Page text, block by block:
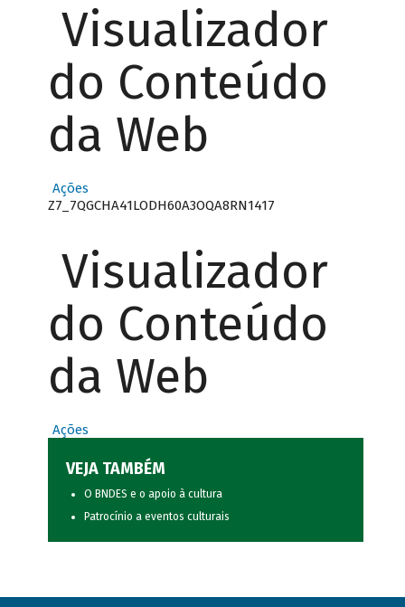
Visualizador
do Conteúdo
da Web
Ações
Z7_7QGCHA41LODH60A3OQA8RN1417
Visualizador
do Conteúdo
da Web
Ações
VEJA TAMBÉM
O BNDES e o apoio à cultura
Patrocínio a eventos culturais